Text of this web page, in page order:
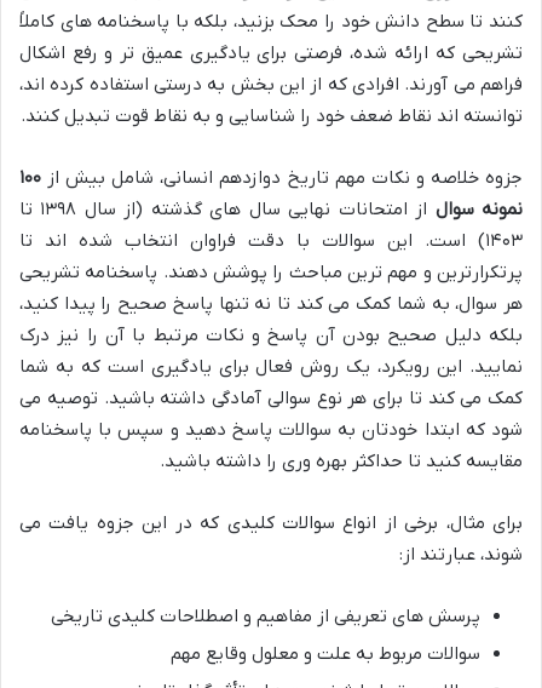
کنند تا سطح دانش خود را محک بزنید، بلکه با پاسخنامه های کاملاً
تشریحی که ارائه شده، فرصتی برای یادگیری عمیق تر و رفع اشکال
فراهم می آورند. افرادی که از این بخش به درستی استفاده کرده اند،
توانسته اند نقاط ضعف خود را شناسایی و به نقاط قوت تبدیل کنند.
جزوه خلاصه و نکات مهم تاریخ دوازدهم انسانی، شامل بیش از ۱۰۰
نمونه سوال
از امتحانات نهایی سال های گذشته (از سال ۱۳۹۸ تا
۱۴۰۳) است. این سوالات با دقت فراوان انتخاب شده اند تا
پرتکرارترین و مهم ترین مباحث را پوشش دهند. پاسخنامه تشریحی
هر سوال، به شما کمک می کند تا نه تنها پاسخ صحیح را پیدا کنید،
بلکه دلیل صحیح بودن آن پاسخ و نکات مرتبط با آن را نیز درک
نمایید. این رویکرد، یک روش فعال برای یادگیری است که به شما
کمک می کند تا برای هر نوع سوالی آمادگی داشته باشید. توصیه می
شود که ابتدا خودتان به سوالات پاسخ دهید و سپس با پاسخنامه
مقایسه کنید تا حداکثر بهره وری را داشته باشید.
برای مثال، برخی از انواع سوالات کلیدی که در این جزوه یافت می
شوند، عبارتند از:
پرسش های تعریفی از مفاهیم و اصطلاحات کلیدی تاریخی
سوالات مربوط به علت و معلول وقایع مهم